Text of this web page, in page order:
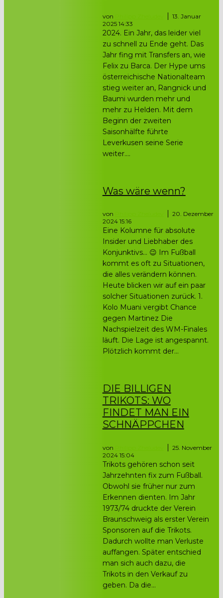
von
13. Januar
2025 14:33
2024. Ein Jahr, das leider viel
zu schnell zu Ende geht. Das
Jahr fing mit Transfers an, wie
Felix zu Barca. Der Hype ums
österreichische Nationalteam
stieg weiter an, Rangnick und
Baumi wurden mehr und
mehr zu Helden. Mit dem
Beginn der zweiten
Saisonhälfte führte
Leverkusen seine Serie
weiter....
Was wäre wenn?
von
20. Dezember
2024 15:16
Eine Kolumne für absolute
Insider und Liebhaber des
Konjunktivs… 😉 Im Fußball
kommt es oft zu Situationen,
die alles verändern können.
Heute blicken wir auf ein paar
solcher Situationen zurück. 1.
Kolo Muani vergibt Chance
gegen Martinez Die
Nachspielzeit des WM-Finales
läuft. Die Lage ist angespannt.
Plötzlich kommt der...
DIE BILLIGEN
TRIKOTS: WO
FINDET MAN EIN
SCHNÄPPCHEN
von
25. November
2024 15:04
Trikots gehören schon seit
Jahrzehnten fix zum Fußball.
Obwohl sie früher nur zum
Erkennen dienten. Im Jahr
1973/74 druckte der Verein
Braunschweig als erster Verein
Sponsoren auf die Trikots.
Dadurch wollte man Verluste
auffangen. Später entschied
man sich auch dazu, die
Trikots in den Verkauf zu
geben. Da die...